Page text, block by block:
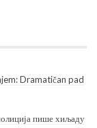
Dramatičan pad
пише хиљаду